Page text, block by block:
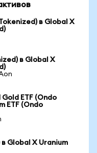
в Global X
в Global X
ETF (Ondo
ETF (Ondo
Global X Uranium